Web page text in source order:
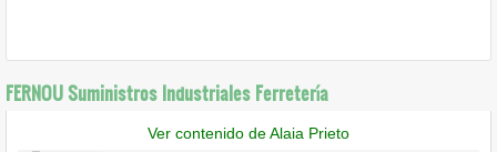
FERNOU Suministros Industriales Ferretería
Ver contenido de Alaia Prieto